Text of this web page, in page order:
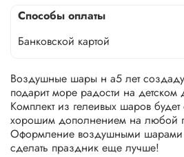
Способы оплаты
Банковской картой
Воздушные шары н а5 лет
подарит море радости на
Комплект из гелеивых шаров
хорошим дополнением на любой
Оформление воздушными
сделать праздник еще лучше!